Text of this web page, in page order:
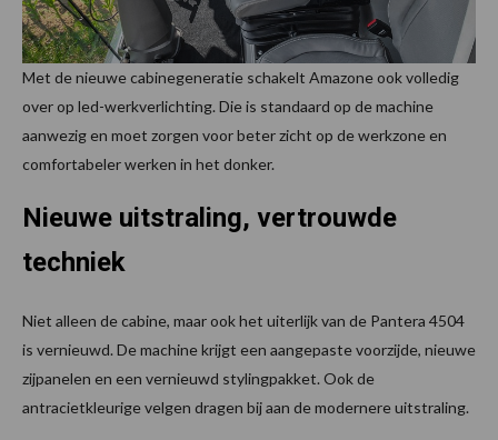
Met de nieuwe cabinegeneratie schakelt Amazone ook volledig
over op led-werkverlichting. Die is standaard op de machine
aanwezig en moet zorgen voor beter zicht op de werkzone en
comfortabeler werken in het donker.
Nieuwe uitstraling, vertrouwde
techniek
Niet alleen de cabine, maar ook het uiterlijk van de Pantera 4504
is vernieuwd. De machine krijgt een aangepaste voorzijde, nieuwe
zijpanelen en een vernieuwd stylingpakket. Ook de
antracietkleurige velgen dragen bij aan de modernere uitstraling.